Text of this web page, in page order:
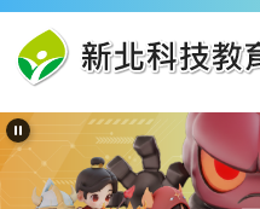
跳
到
主
內
容